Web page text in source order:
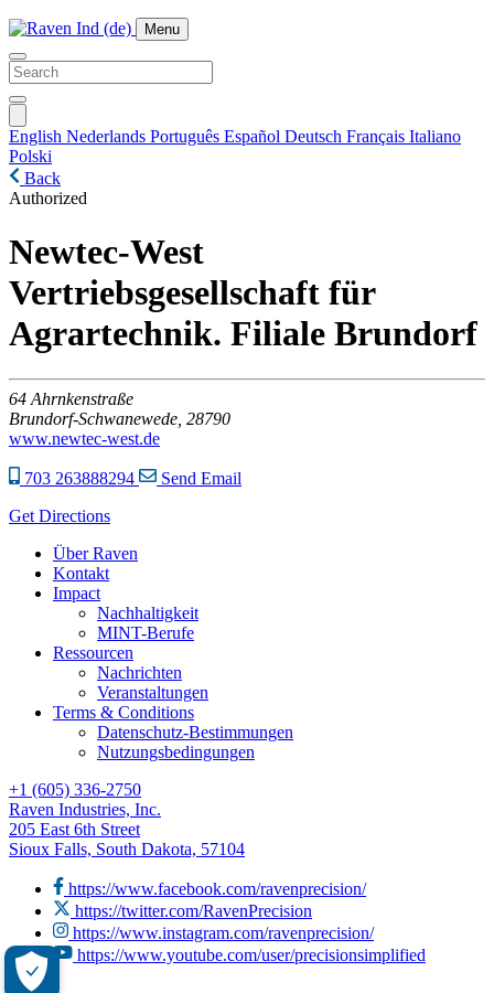
Menu
English Nederlands Português Español Deutsch Français Italiano
Polski
Back
Authorized
Newtec-West
Vertriebsgesellschaft für
Agrartechnik. Filiale Brundorf
64 Ahrnkenstraße
Brundorf-Schwanewede, 28790
www.newtec-west.de
703 263888294
Send Email
Get Directions
Über Raven
Kontakt
Impact
Nachhaltigkeit
MINT-Berufe
Ressourcen
Nachrichten
Veranstaltungen
Terms & Conditions
Datenschutz-Bestimmungen
Nutzungsbedingungen
+1 (605) 336-2750
Raven Industries, Inc.
205 East 6th Street
Sioux Falls, South Dakota, 57104
https://www.facebook.com/ravenprecision/
https://twitter.com/RavenPrecision
https://www.instagram.com/ravenprecision/
https://www.youtube.com/user/precisionsimplified